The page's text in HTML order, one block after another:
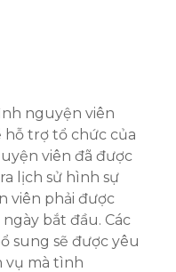
nguyện viên
hỗ trợ tổ chức của
viên đã được
lịch sử hình sự
viên phải được
bắt đầu. Các
sung sẽ được yêu
vụ mà tình